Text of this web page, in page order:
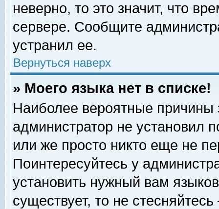
неверно, то это значит, что
сервере. Сообщите
устранил ее.
Вернуться наверх
» Моего языка нет в списке!
Наиболее вероятные причины
администратор не установил
или же просто никто еще не
Поинтересуйтесь у
установить нужный вам
существует, то не